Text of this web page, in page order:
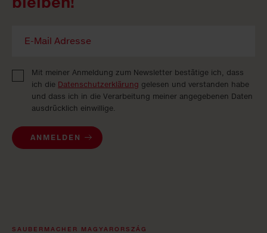
Mit meiner Anmeldung zum Newsletter bestätige ich, dass
ich die Datenschutzerklärung gelesen und verstanden habe
und dass ich in die Verarbeitung meiner angegebenen Daten
ausdrücklich einwillige.
ANMELDEN
SAUBERMACHER MAGYARORSZÁG